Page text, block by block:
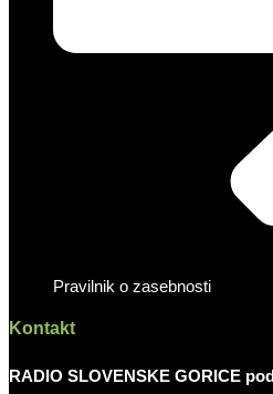
Pravilnik o zasebnosti
Kontakt
RADIO SLOVENSKE GORICE